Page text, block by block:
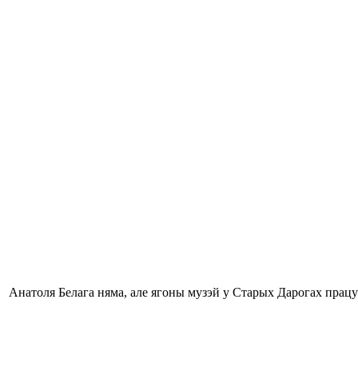
Анатоля Белага няма, але ягоны музэй у Старых Дарогах